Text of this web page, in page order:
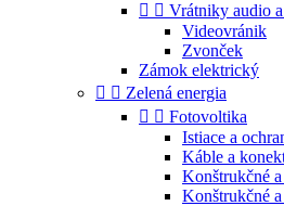
  Vrátniky audio
Videovránik
Zvonček
Zámok elektrický
  Zelená energia
  Fotovoltika
Istiace a
Káble a
Konštrukčné
Konštrukčné